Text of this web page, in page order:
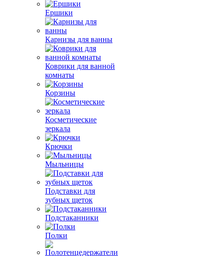
Ершики
Карнизы для ванны
Коврики для ванной
комнаты
Корзины
Косметические
зеркала
Крючки
Мыльницы
Подставки для
зубных щеток
Подстаканники
Полки